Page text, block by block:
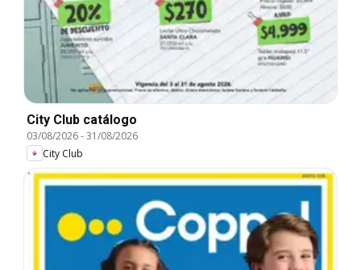
City Club catálogo
03/08/2026-31/08/2026
City Club